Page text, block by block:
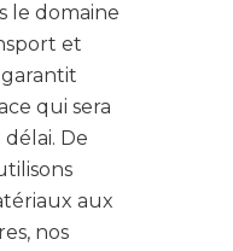
le domaine
et
qui sera
De
aux
nos